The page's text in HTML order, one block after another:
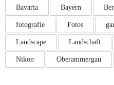
Bavaria Bayern
fotografie Fotos
Landscape Landschaft
Nikon Oberammergau